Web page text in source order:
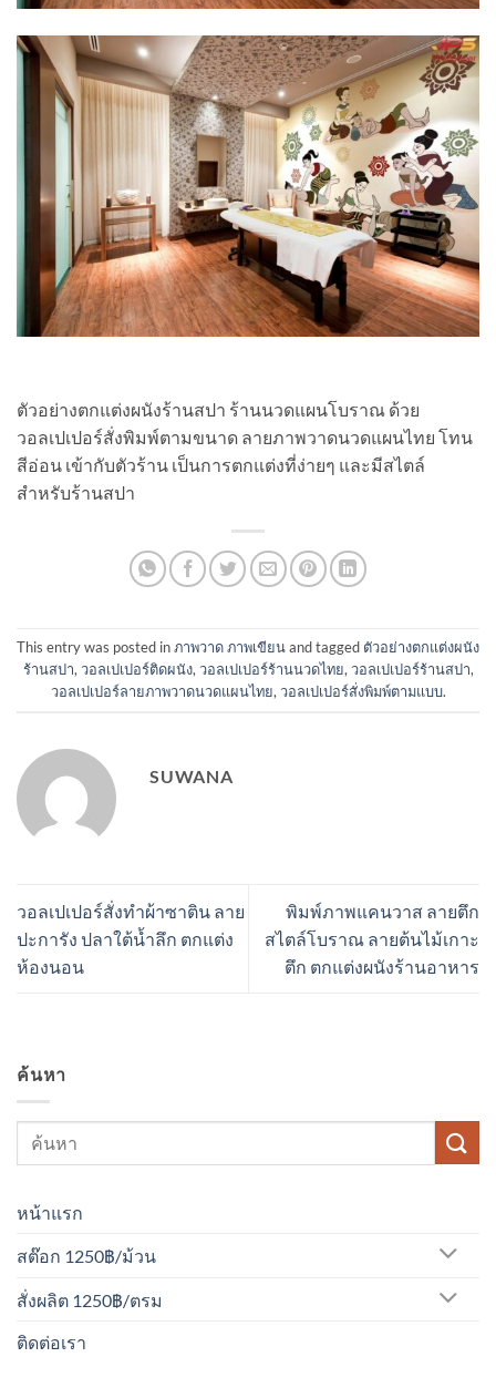
ตัวอย่างตกแต่งผนังร้านสปา ร้านนวดแผนโบราณ ด้วย
วอลเปเปอร์สั่งพิมพ์ตามขนาด ลายภาพวาดนวดแผนไทย โทน
สีอ่อน เข้ากับตัวร้าน เป็นการตกแต่งที่ง่ายๆ และมีสไตล์
สำหรับร้านสปา
This entry was posted inภาพวาด ภาพเขียนand tagged ตัวอย่างตกแต่งผนัง
ร้านสปา, วอลเปเปอร์ติดผนัง, วอลเปเปอร์ร้านนวดไทย, วอลเปเปอร์ร้านสปา,
วอลเปเปอร์ลายภาพวาดนวดแผนไทย, วอลเปเปอร์สั่งพิมพ์ตามแบบ.
SUWANA
วอลเปเปอร์สั่งทำผ้าซาติน ลาย
ปะการัง ปลาใต้น้ำลึก ตกแต่ง
ห้องนอน
พิมพ์ภาพแคนวาส ลายตึก
สไตล์โบราณ ลายต้นไม้เกาะ
ตึก ตกแต่งผนังร้านอาหาร
ค้นหา
หน้าแรก
สต๊อก 1250฿/ม้วน
สั่งผลิต 1250฿/ตรม
ติดต่อเรา